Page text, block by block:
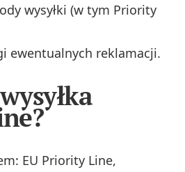
wysyłki (w tym Priority
ewentualnych reklamacji.
EU Priority Line,